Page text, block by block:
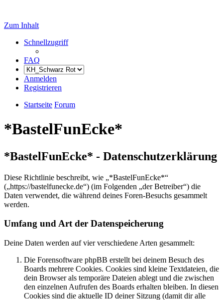
Zum Inhalt
Schnellzugriff
FAQ
Anmelden
Registrieren
Startseite Forum
*BastelFunEcke*
*BastelFunEcke* - Datenschutzerklärung
Diese Richtlinie beschreibt, wie „*BastelFunEcke*“
(„https://bastelfunecke.de“) (im Folgenden „der Betreiber“) die
Daten verwendet, die während deines Foren-Besuchs gesammelt
werden.
Umfang und Art der Datenspeicherung
Deine Daten werden auf vier verschiedene Arten gesammelt:
Die Forensoftware phpBB erstellt bei deinem Besuch des
Boards mehrere Cookies. Cookies sind kleine Textdateien, die
dein Browser als temporäre Dateien ablegt und die zwischen
den einzelnen Aufrufen des Boards erhalten bleiben. In diesen
Cookies sind die aktuelle ID deiner Sitzung (damit dir alle